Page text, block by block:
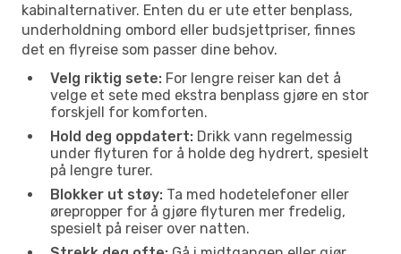
kabinalternativer. Enten du er ute etter benplass,
underholdning ombord eller budsjettpriser, finnes
det en flyreise som passer dine behov.
Velg riktig sete: For lengre reiser kan det å
velge et sete med ekstra benplass gjøre en stor
forskjell for komforten.
Hold deg oppdatert: Drikk vann regelmessig
under flyturen for å holde deg hydrert, spesielt
på lengre turer.
Blokker ut støy: Ta med hodetelefoner eller
ørepropper for å gjøre flyturen mer fredelig,
spesielt på reiser over natten.